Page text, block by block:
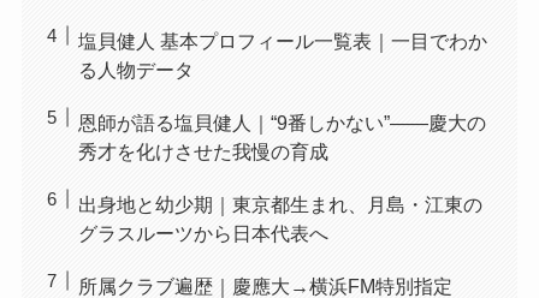
塩貝健人 基本プロフィール一覧表｜一目でわか
る人物データ
恩師が語る塩貝健人｜“9番しかない”——慶大の
秀才を化けさせた我慢の育成
出身地と幼少期｜東京都生まれ、月島・江東の
グラスルーツから日本代表へ
所属クラブ遍歴｜慶應大→横浜FM特別指定